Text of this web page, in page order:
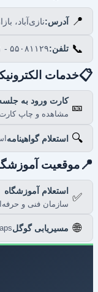
📍 آدرس:نازی‌آباد،
📞 تلفن:۰۲۱ -
خدمات
🎫 کارت ورود به جلسه
مشاهده و چاپ کارت
🔍 استعلام گواهینامه
موقعیت آموزشگاه
✅ استعلام آموزشگاه
سازمان فنی و حرفه‌ای
مسیریابی گوگل